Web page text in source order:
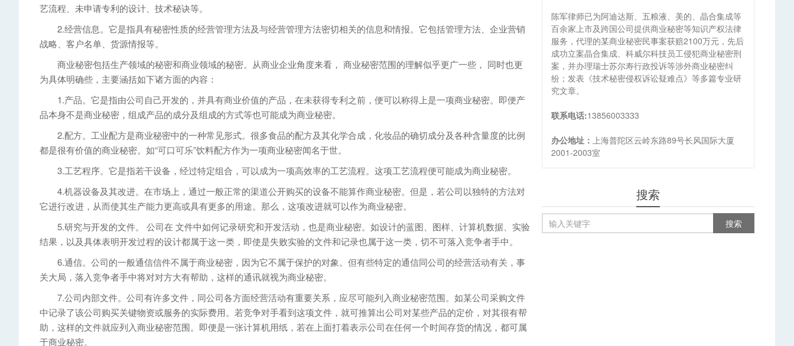
艺流程、未申请专利的设计、技术秘诀等。
2.经营信息。它是指具有秘密性质的经营管理方法及与经营管理方法密切相关的信息和情报。它包括管理方法、企业营销
战略、客户名单、货源情报等。
商业秘密包括生产领域的秘密和商业领域的秘密。从商业企业角度来看， 商业秘密范围的理解似乎更广一些， 同时也更
为具体明确些，主要涵括如下诸方面的内容：
1.产品。它是指由公司自己开发的，并具有商业价值的产品，在未获得专利之前，便可以称得上是一项商业秘密。即便产
品本身不是商业秘密，组成产品的成分及组成的方式等也可能成为商业秘密。
2.配方。工业配方是商业秘密中的一种常见形式。很多食品的配方及其化学合成，化妆品的确切成分及各种含量度的比例
都是很有价值的商业秘密。如“可口可乐”饮料配方作为一项商业秘密闻名于世。
3.工艺程序。它是指若干设备，经过特定组合，可以成为一项高效率的工艺流程。这项工艺流程便可能成为商业秘密。
4.机器设备及其改进。在市场上，通过一般正常的渠道公开购买的设备不能算作商业秘密。但是，若公司以独特的方法对
它进行改进，从而使其生产能力更高或具有更多的用途。那么，这项改进就可以作为商业秘密。
5.研究与开发的文件。 公司在 文件中如何记录研究和开发活动，也是商业秘密。如设计的蓝图、图样、计算机数据、实验
结果，以及具体表明开发过程的设计都属于这一类，即使是失败实验的文件和记录也属于这一类，切不可落入竞争者手中。
6.通信。公司的一般通信信件不属于商业秘密，因为它不属于保护的对象。但有些特定的通信同公司的经营活动有关，事
关大局，落入竞争者手中将对对方大有帮助，这样的通讯就视为商业秘密。
7.公司内部文件。公司有许多文件，同公司各方面经营活动有重要关系，应尽可能列入商业秘密范围。如某公司采购文件
中记录了该公司购买关键物资或服务的实际费用。若竞争对手看到这项文件，就可推算出公司对某些产品的定价，对其很有帮
助，这样的文件就应列入商业秘密范围。即便是一张计算机用纸，若在上面打着表示公司在任何一个时间存货的情况，都可属
于商业秘密。
陈军律师已为阿迪达斯、五粮液、美的、晶合集成等
百余家上市及跨国公司提供商业秘密等知识产权法律
服务，代理的某商业秘密民事案获赔2100万元，先后
成功立案晶合集成、科威尔科技员工侵犯商业秘密刑
案，并办理瑞士苏尔寿行政投诉等涉外商业秘密纠
纷；发表《技术秘密侵权诉讼疑难点》等多篇专业研
究文章。
联系电话:13856003333
办公地址： 上海普陀区云岭东路89号长风国际大厦
2001-2003室
搜索